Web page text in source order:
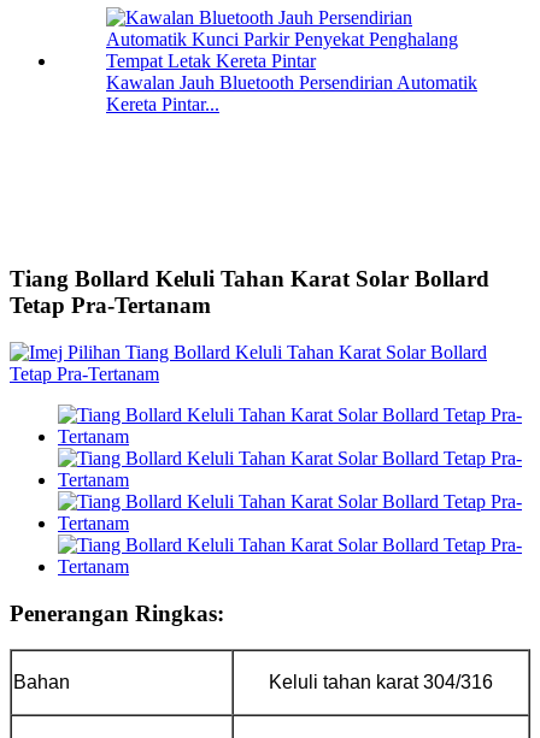
Kawalan Jauh Bluetooth Persendirian Automatik
Kereta Pintar...
Tiang Bollard Keluli Tahan Karat Solar Bollard
Tetap Pra-Tertanam
Penerangan Ringkas:
Bahan Keluli tahan karat 304/316